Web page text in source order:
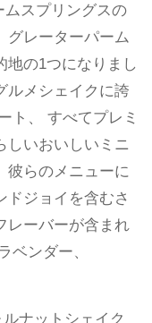
ムスプリングスの
グレーターパーム
地の1つになりまし
ルメシェイクに誇
ト、 すべてプレミ
しいおいしいミニ
彼らのメニューに
ドジョイを含むさ
レーバーが含まれ
ベンダー、
ナットシェイク